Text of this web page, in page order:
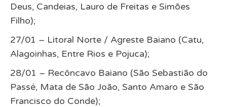
Deus, Candeias, Lauro de Freitas e Simões
Filho);
27/01 – Litoral Norte / Agreste Baiano (Catu,
Alagoinhas, Entre Rios e Pojuca);
28/01 – Recôncavo Baiano (São Sebastião do
Passé, Mata de São João, Santo Amaro e São
Francisco do Conde);